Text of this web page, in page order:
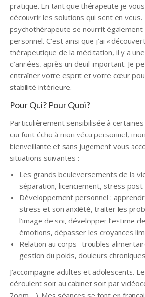
pratique. En tant que thérapeute je
découvrir les solutions qui sont en
psychothérapeute se nourrit également
personnel. C’est ainsi que j’ai «
thérapeutique de la méditation, il y a
d’années, après un deuil important. Je
entraîner votre esprit et votre cœur
stabilité intérieure.
Pour Qui? Pour Quoi?
Particulièrement sensibilisée à
qui font écho à mon vécu personnel,
bienveillante et sans jugement vous
situations suivantes :
Les grands bouleversements de la
séparation, licenciement, stress
Développement personnel :
stress et son anxiété, traiter les
l’image de soi, développer l’estime
émotions, dépasser les croyances
Relation au corps : troubles
gestion du poids, douleurs
J’accompagne adultes et adolescents.
déroulent soit au cabinet soit par
Zoom, ..). Mes séances se font en